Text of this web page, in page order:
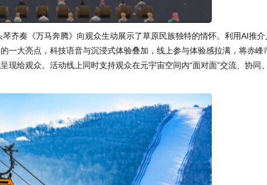
齐奏《万马奔腾》向观众生动展示了草原民族独特的情怀。利用AI推介
一大亮点，科技语音与沉浸式体验叠加，线上参与体验感拉满，将赤峰
给观众。活动线上同时支持观众在元宇宙空间内“面对面”交流、协同、